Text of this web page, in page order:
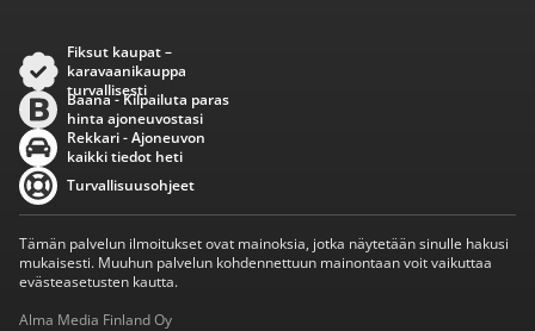
Fiksut kaupat –
karavaanikauppa
turvallisesti
Baana - Kilpailuta paras
hinta ajoneuvostasi
Rekkari - Ajoneuvon
kaikki tiedot heti
Turvallisuusohjeet
Tämän palvelun ilmoitukset ovat mainoksia, jotka näytetään sinulle hakusi
mukaisesti. Muuhun palvelun kohdennettuun mainontaan voit vaikuttaa
evästeasetusten kautta.
Alma Media Finland Oy